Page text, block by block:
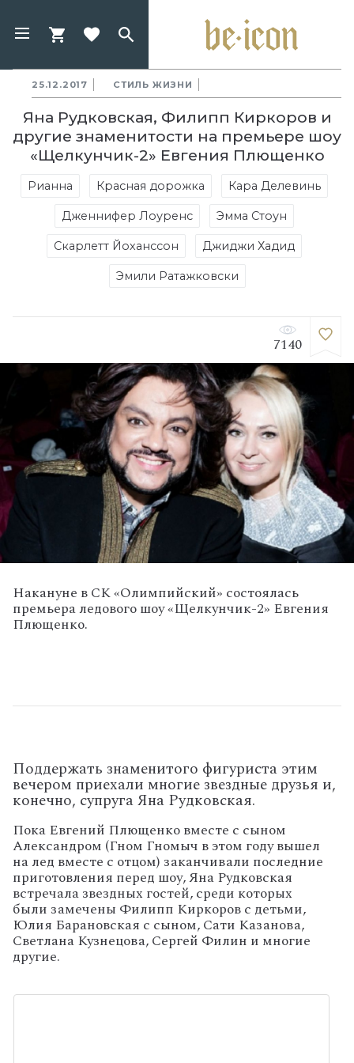
25.12.2017 СТИЛЬ ЖИЗНИ
Яна Рудковская, Филипп Киркоров и
другие знаменитости на премьере шоу
«Щелкунчик-2» Евгения Плющенко
Рианна Красная дорожка Кара Делевинь
Дженнифер Лоуренс Эмма Стоун
Скарлетт Йоханссон Джиджи Хадид
Эмили Ратажковски
7140
Накануне в СК «Олимпийский» состоялась
премьера ледового шоу «Щелкунчик-2» Евгения
Плющенко.
Поддержать знаменитого фигуриста этим
вечером приехали многие звездные друзья и,
конечно, супругаЯна Рудковская.
Пока Евгений Плющенко вместе с сыном
Александром (Гном Гномыч в этом году вышел
на лед вместе с отцом) заканчивали последние
приготовления перед шоу, Яна Рудковская
встречала звездных гостей, среди которых
были замечены Филипп Киркоров с детьми,
Юлия Барановская с сыном, Сати Казанова,
Светлана Кузнецова, Сергей Филин и многие
другие.